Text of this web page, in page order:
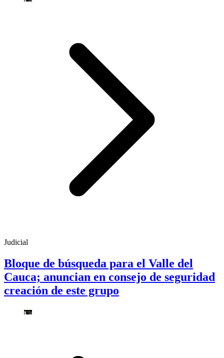
Judicial
Bloque de búsqueda para el Valle del
Cauca; anuncian en consejo de seguridad
creación de este grupo